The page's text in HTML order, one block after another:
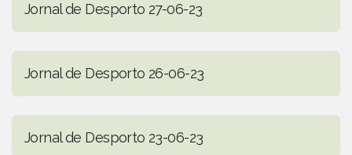
Jornal de Desporto 27-06-23
Jornal de Desporto 26-06-23
Jornal de Desporto 23-06-23